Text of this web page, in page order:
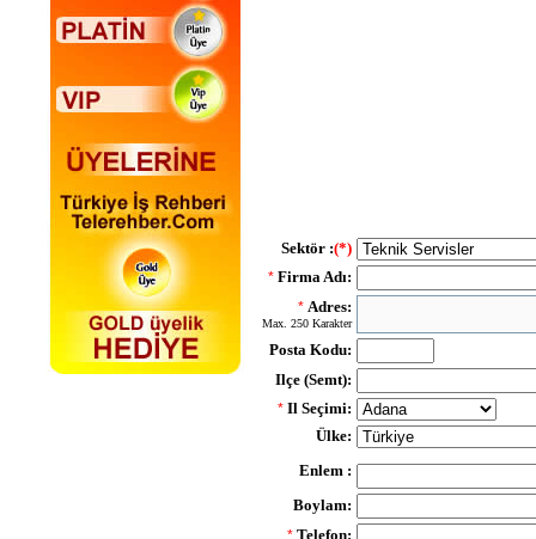
Sektör :(*)
* Firma Adı:
* Adres:
Max. 250 Karakter
Posta Kodu:
Ilçe (Semt):
* Il Seçimi:
Ülke:
Enlem :
Boylam:
* Telefon: